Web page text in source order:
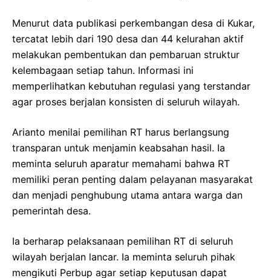
Menurut data publikasi perkembangan desa di Kukar,
tercatat lebih dari 190 desa dan 44 kelurahan aktif
melakukan pembentukan dan pembaruan struktur
kelembagaan setiap tahun. Informasi ini
memperlihatkan kebutuhan regulasi yang terstandar
agar proses berjalan konsisten di seluruh wilayah.
Arianto menilai pemilihan RT harus berlangsung
transparan untuk menjamin keabsahan hasil. Ia
meminta seluruh aparatur memahami bahwa RT
memiliki peran penting dalam pelayanan masyarakat
dan menjadi penghubung utama antara warga dan
pemerintah desa.
Ia berharap pelaksanaan pemilihan RT di seluruh
wilayah berjalan lancar. Ia meminta seluruh pihak
mengikuti Perbup agar setiap keputusan dapat